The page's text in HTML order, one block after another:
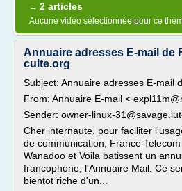
→ 2 articles
Aucune vidéo sélectionnée pour ce
Annuaire adresses E-mail de
culte.org
Subject: Annuaire adresses E-mail
From: Annuaire E-mail <
Sender: owner-linux-
Cher internaute, pour faciliter
de communication, France
Wanadoo et Voila batissent un
francophone, l'Annuaire Mail. Ce
bientot riche d'un...